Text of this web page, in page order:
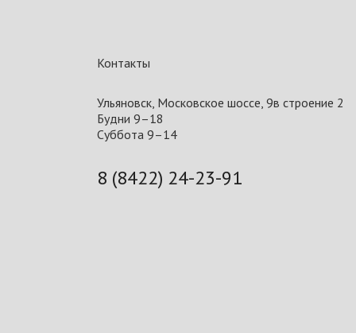
Контакты
Ульяновск, Московское шоссе, 9в строение 2
Будни 9–18
Суббота 9–14
8 (8422) 24-23-91